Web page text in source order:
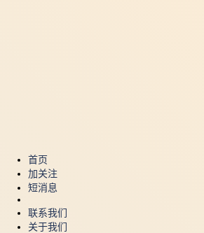
首页
加关注
短消息
联系我们
关于我们